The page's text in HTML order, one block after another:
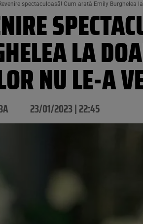
spectaculoasă! Cum arată Emily Burghelea
LA
NU LE-A
23/01/2023 | 22:45